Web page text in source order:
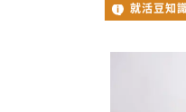
就活豆知